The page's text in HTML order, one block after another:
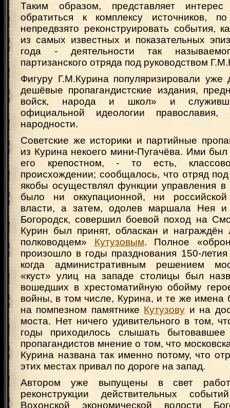
Таким образом, представляет
обратиться к комплексу источников,
непредвзято реконструировать события,
из самых известных и показательных
года - деятельности так
партизанского отряда под руководством
Фигуру Г.М.Курина популяризировали уже
дешёвые пропагандистские издания,
войск, народа и школ» и
официальной идеологии православия,
народности.
Советские же историки и партийные
из Курина некоего мини-Пугачёва. Ими
его крепостном, - то есть,
происхождении; сообщалось, что отряд под
якобы осуществлял функции управления
было ни оккупационной, ни российской
власти, а затем, одолев маршала Нея и
Богородск, совершил боевой поход на
Курин был принят, обласкан и
полководцем» Кутузовым. Полное
произошло в годы празднования 150-
когда административным решением
«куст» улиц на западе столицы был
вошедших в хрестоматийную обойму
войны, в том числе, Курина, и те же имена
на помпезном памятнике Кутузову и на
моста. Нет ничего удивительного в том,
годы приходилось слышать бытовавшее
пропагандистов мнение о том, что
Курина названа так именно потому, что
этих местах привал по дороге на запад.
Автором уже выпущены в свет
реконструкции действительных
Вохонской экономической волости